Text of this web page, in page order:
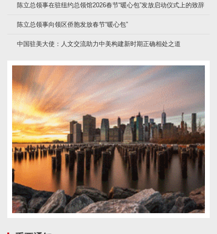
陈立总领事在驻纽约总领馆2026春节“暖心包”发放启动仪式上的致辞
陈立总领事向领区侨胞发放春节“暖心包”
中国驻美大使：人文交流助力中美构建新时期正确相处之道